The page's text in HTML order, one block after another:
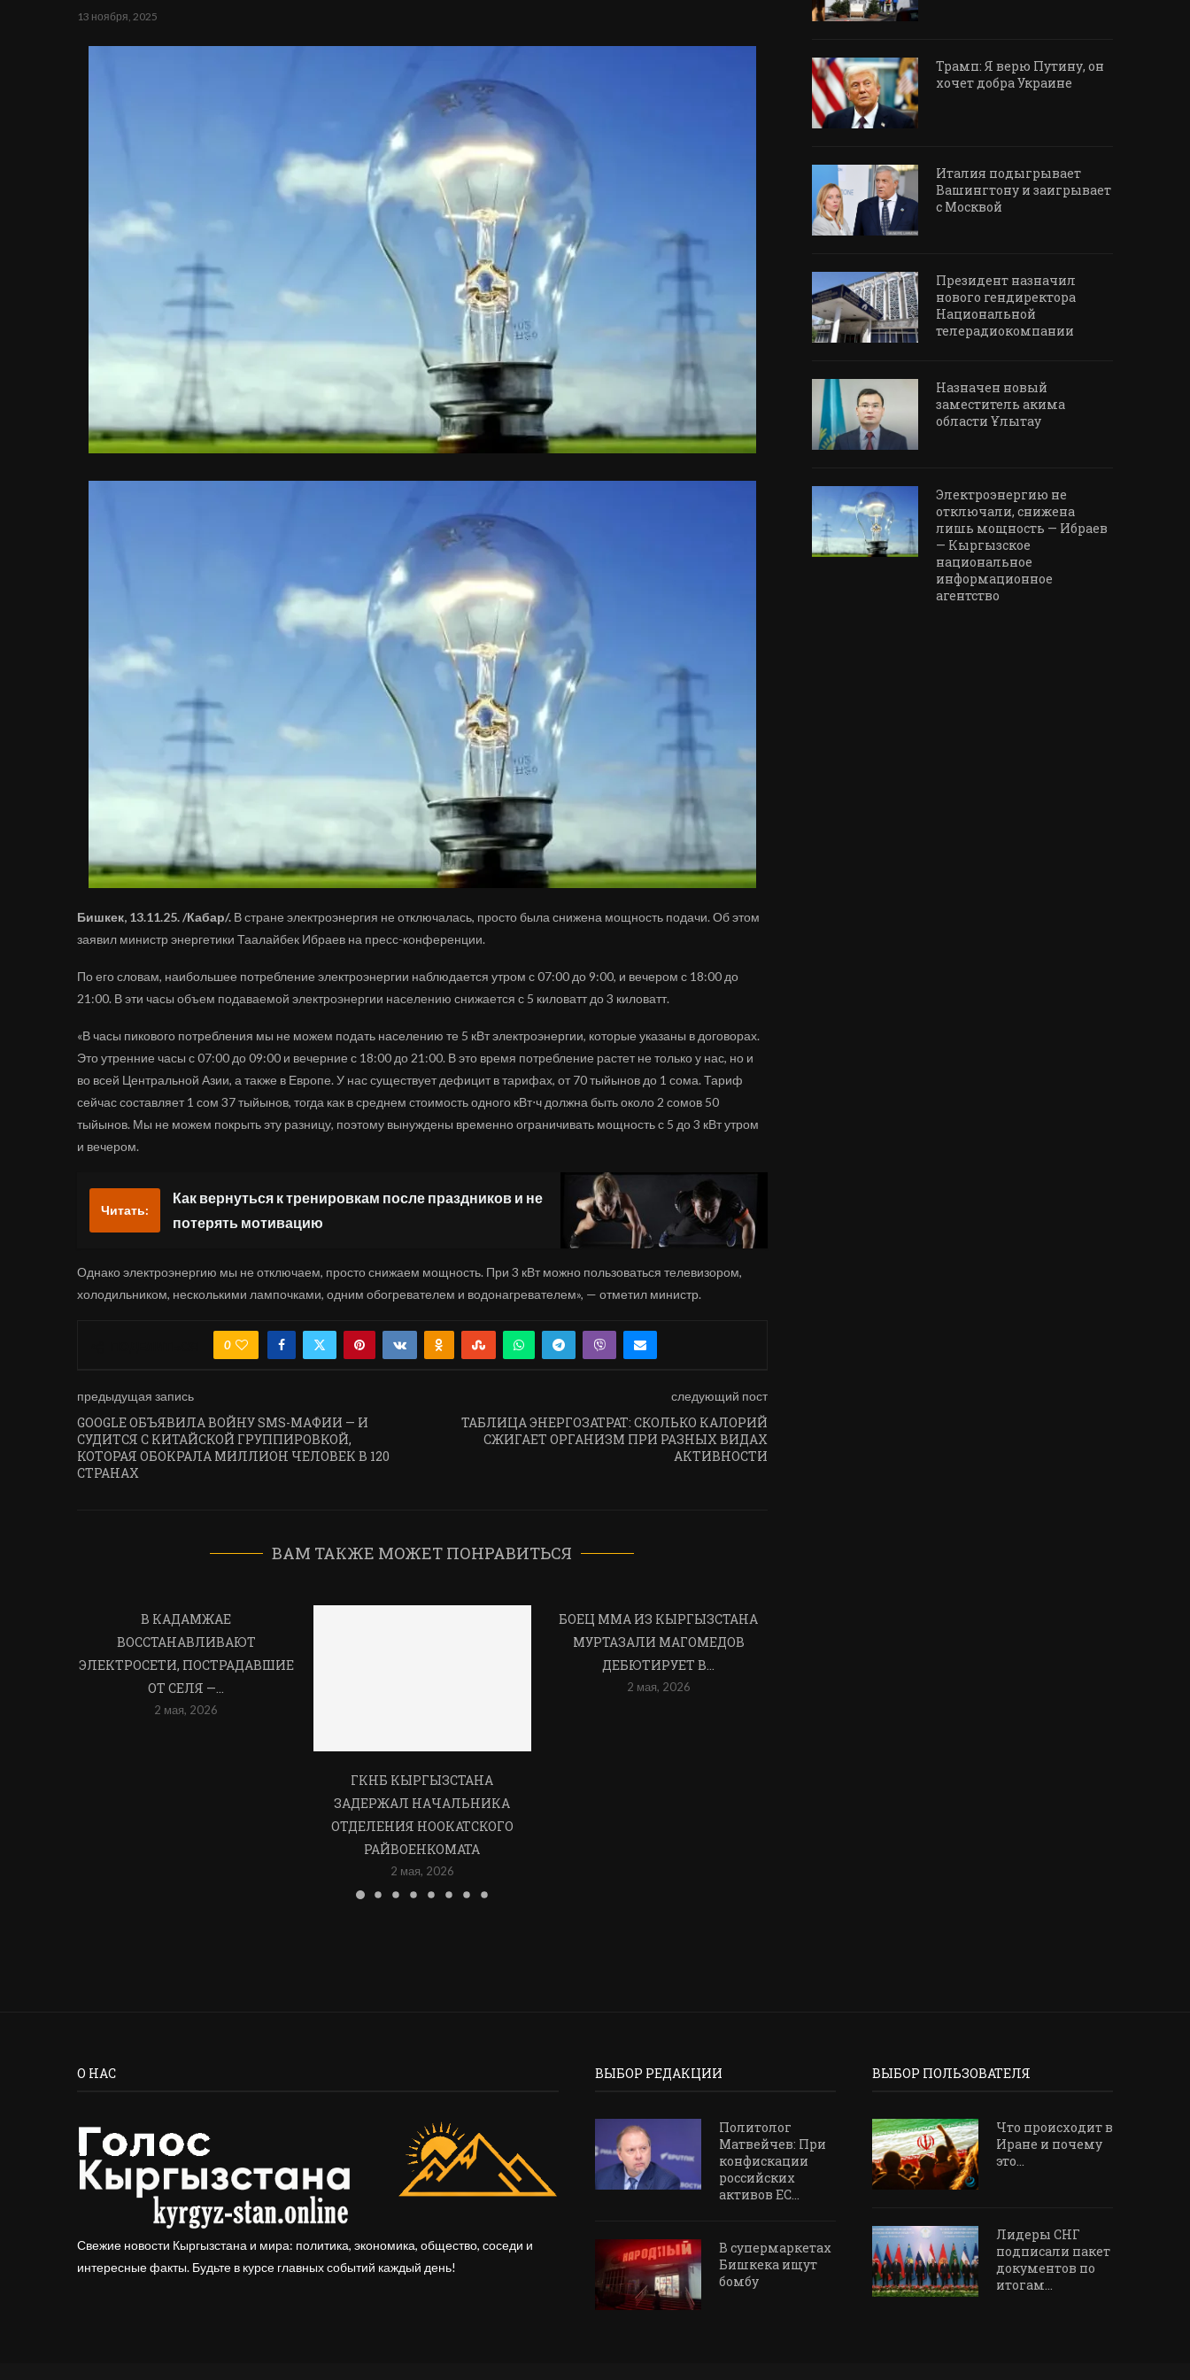
13 ноября, 2025
Бишкек, 13.11.25. /Кабар/. В стране электроэнергия не отключалась, просто была снижена мощность подачи. Об этом
заявил министр энергетики Таалайбек Ибраев на пресс-конференции.
По его словам, наибольшее потребление электроэнергии наблюдается утром с 07:00 до 9:00, и вечером с 18:00 до
21:00. В эти часы объем подаваемой электроэнергии населению снижается с 5 киловатт до 3 киловатт.
«В часы пикового потребления мы не можем подать населению те 5 кВт электроэнергии, которые указаны в договорах.
Это утренние часы с 07:00 до 09:00 и вечерние с 18:00 до 21:00. В это время потребление растет не только у нас, но и
во всей Центральной Азии, а также в Европе. У нас существует дефицит в тарифах, от 70 тыйынов до 1 сома. Тариф
сейчас составляет 1 сом 37 тыйынов, тогда как в среднем стоимость одного кВт⋅ч должна быть около 2 сомов 50
тыйынов. Мы не можем покрыть эту разницу, поэтому вынуждены временно ограничивать мощность с 5 до 3 кВт утром
и вечером.
Читать:
Как вернуться к тренировкам после праздников и не
потерять мотивацию
Однако электроэнергию мы не отключаем, просто снижаем мощность. При 3 кВт можно пользоваться телевизором,
холодильником, несколькими лампочками, одним обогревателем и водонагревателем», — отметил министр.
0
предыдущая запись
GOOGLE ОБЪЯВИЛА ВОЙНУ SMS-МАФИИ — И
СУДИТСЯ С КИТАЙСКОЙ ГРУППИРОВКОЙ,
КОТОРАЯ ОБОКРАЛА МИЛЛИОН ЧЕЛОВЕК В 120
СТРАНАХ
следующий пост
ТАБЛИЦА ЭНЕРГОЗАТРАТ: СКОЛЬКО КАЛОРИЙ
СЖИГАЕТ ОРГАНИЗМ ПРИ РАЗНЫХ ВИДАХ
АКТИВНОСТИ
ВАМ ТАКЖЕ МОЖЕТ ПОНРАВИТЬСЯ
В КАДАМЖАЕ
ВОССТАНАВЛИВАЮТ
ЭЛЕКТРОСЕТИ, ПОСТРАДАВШИЕ
ОТ СЕЛЯ —...
2 мая, 2026
ГКНБ КЫРГЫЗСТАНА
ЗАДЕРЖАЛ НАЧАЛЬНИКА
ОТДЕЛЕНИЯ НООКАТСКОГО
РАЙВОЕНКОМАТА
2 мая, 2026
БОЕЦ ММА ИЗ КЫРГЫЗСТАНА
МУРТАЗАЛИ МАГОМЕДОВ
ДЕБЮТИРУЕТ В...
2 мая, 2026
Трамп: Я верю Путину, он
хочет добра Украине
Италия подыгрывает
Вашингтону и заигрывает
с Москвой
Президент назначил
нового гендиректора
Национальной
телерадиокомпании
Назначен новый
заместитель акима
области Ұлытау
Электроэнергию не
отключали, снижена
лишь мощность — Ибраев
— Кыргызское
национальное
информационное
агентство
О НАС
Свежие новости Кыргызстана и мира: политика, экономика, общество, соседи и
интересные факты. Будьте в курсе главных событий каждый день!
ВЫБОР РЕДАКЦИИ
Политолог
Матвейчев: При
конфискации
российских
активов ЕС...
В супермаркетах
Бишкека ищут
бомбу
ВЫБОР ПОЛЬЗОВАТЕЛЯ
Что происходит в
Иране и почему
это...
Лидеры СНГ
подписали пакет
документов по
итогам...